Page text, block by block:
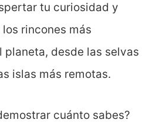
tu curiosidad y
rincones más
planeta, desde las selvas
islas más remotas.
cuánto sabes?